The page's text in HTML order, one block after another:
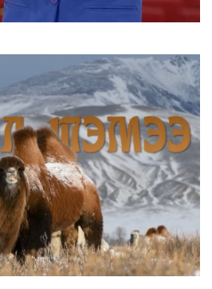
хоногт 250 м³ лаг
үйлдвэр бай...
хатуу хучилттай авто
илүү ху...
08/06
газар энэ оныг дуустал
хэмнэлтийн гор...
08/06